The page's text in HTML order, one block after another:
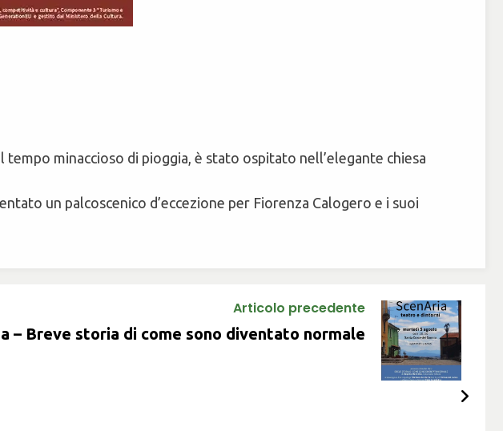
minaccioso di pioggia, è stato ospitato nell’elegante chiesa
un palcoscenico d’eccezione per Fiorenza Calogero e i suoi
Articolo precedente
– Breve storia di come sono diventato normale